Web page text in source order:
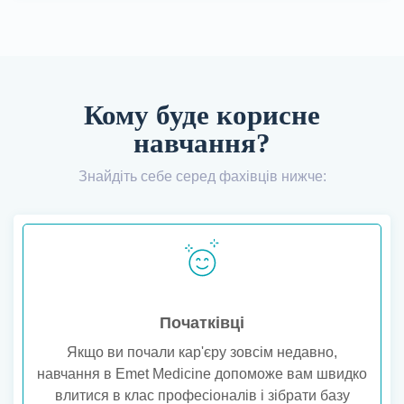
Кому буде корисне
навчання?
Знайдіть себе серед фахівців нижче:
Початківці
Якщо ви почали кар'єру зовсім недавно,
навчання в Emet Medicine допоможе вам швидко
влитися в клас професіоналів і зібрати базу